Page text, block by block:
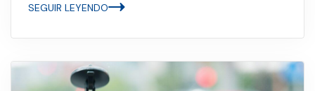
SEGUIR LEYENDO